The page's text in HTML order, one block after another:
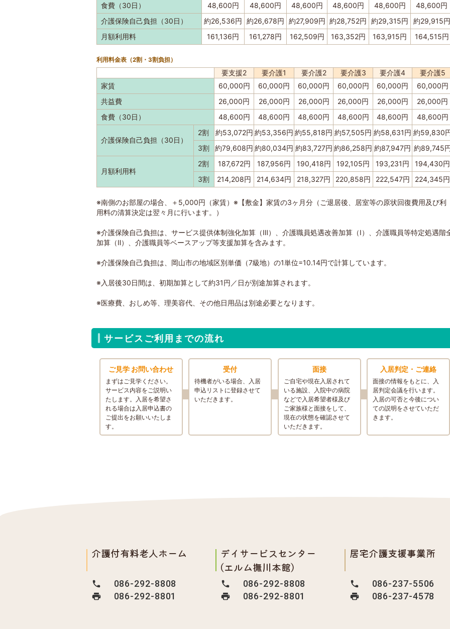
食費（30日）
48,600円 48,600円 48,600円 48,600円 48,600円
48,600円
介護保険自己負担（30日）
約26,536円 約26,678円 約27,909円 約28,752円 約29,315円
約29,915円
月額利用料
161,136円 161,278円 162,509円 163,352円 163,915円 164,515円
利用料金表（2割・3割負担）
要支援2 要介護1 要介護2 要介護3 要介護4
要介護5
家賃
60,000円 60,000円 60,000円 60,000円 60,000円
60,000円
共益費
26,000円 26,000円 26,000円 26,000円 26,000円
26,000円
食費（30日）
48,600円 48,600円 48,600円 48,600円 48,600円 48,600円
介護保険自己負担（30日）
2割 約53,072円 約53,356円 約55,818円 約57,505円 約58,631円 約59,830
3割
約79,608円 約80,034円 約83,727円 約86,258円 約87,947円 約89,745
月額利用料
2割 187,672円 187,956円 190,418円 192,105円 193,231円
194,430円
3割
214,208円 214,634円 218,327円 220,858円 222,547円 224,345円
※南側のお部屋の場合、＋5,000円（家賃）※【敷金】家賃の3ヶ月分（ご退居後、居室等の原状回復費用及び利
用料の清算決定は翌々月に行います。）
※介護保険自己負担は、サービス提供体制強化加算（Ⅲ）、介護職員処遇改善加算（Ⅰ）、介護職員等特定処遇階
加算（Ⅱ）、介護職員等ベースアップ等支援加算を含みます。
※介護保険自己負担は、岡山市の地域区別単価（7級地）の1単位=10.14円で計算しています。
※入居後30日間は、初期加算として約31円／日が別途加算されます。
※医療費、おしめ等、理美容代、その他日用品は別途必要となります。
サービスご利用までの流れ
ご見学 お問い合わせ
まずはご見学ください。
サービス内容をご説明い
たします。入居を希望さ
れる場合は入居申込書の
ご提出をお願いいたしま
す。
受付
待機者がいる場合、入居
申込リストに登録させて
いただきます。
面接
ご自宅や現在入居されて
いる施設、入院中の病院
などで入居希望者様及び
ご家族様と面接をして、
現在の状態を確認させて
いただきます。
入居判定・ご連絡
面接の情報をもとに、入
居判定会議を行います。
入居の可否と今後につい
ての説明をさせていただ
きます。
介護付有料老人ホーム
086-292-8808
086-292-8801
デイサービスセンター
(エルム撫川本館)
086-292-8808
086-292-8801
居宅介護支援事業所
086-237-5506
086-237-4578